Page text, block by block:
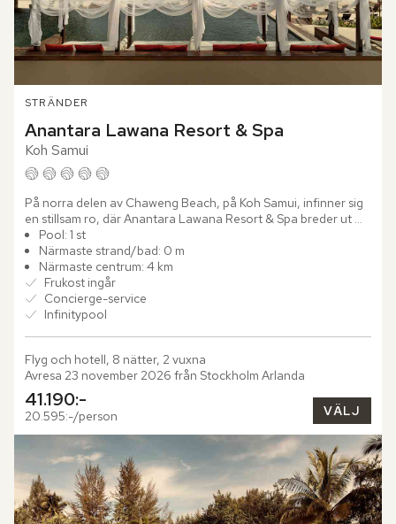
STRÄNDER
Anantara Lawana Resort & Spa
Koh Samui
På norra delen av Chaweng Beach, på Koh Samui, infinner sig
en stillsam ro, där Anantara Lawana Resort & Spa breder ut
sig. Omgiven av tropisk grönska, tillräckligt avskilt för att...
Pool: 1 st
Närmaste strand/bad: 0 m
Närmaste centrum: 4 km
Frukost ingår
Concierge-service
Infinitypool
Flyg och hotell, 8 nätter, 2 vuxna
Avresa 23 november 2026 från Stockholm Arlanda
41.190:-
20.595:-/person VÄLJ